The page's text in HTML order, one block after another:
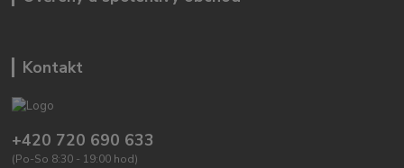
Kontakt
+420 720 690 633
(Po-So 8:30 - 19:00 hod)